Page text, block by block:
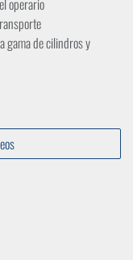
gama de cilindros y